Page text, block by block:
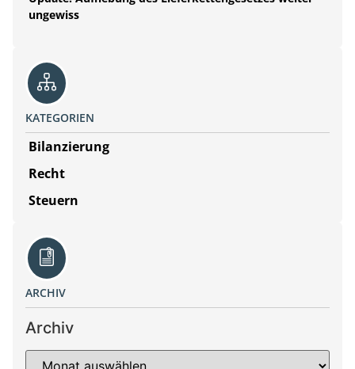
ungewiss
KATEGORIEN
Bilanzierung
Recht
Steuern
ARCHIV
Archiv